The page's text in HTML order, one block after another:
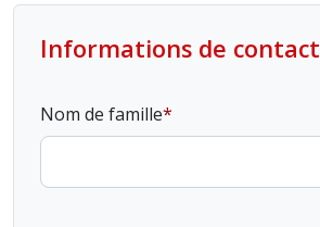
Informations de contact
Nom de famille